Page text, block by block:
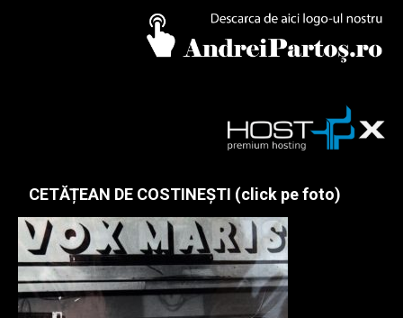
CETĂȚEAN DE COSTINEȘTI (click pe foto)